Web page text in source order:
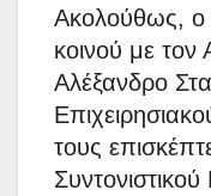
Ακολούθως,
κοινού με τον
Αλέξανδρο
τους